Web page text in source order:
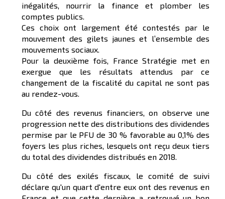
inégalités, nourrir la finance et plomber les
comptes publics.
Ces choix ont largement été contestés par le
mouvement des gilets jaunes et l’ensemble des
mouvements sociaux.
Pour la deuxième fois, France Stratégie met en
exergue que les résultats attendus par ce
changement de la fiscalité du capital ne sont pas
au rendez-vous.
Du côté des revenus financiers, on observe une
progression nette des distributions des dividendes
permise par le PFU de 30 % favorable au 0,1% des
foyers les plus riches, lesquels ont reçu deux tiers
du total des dividendes distribués en 2018.
Du côté des exilés fiscaux, le comité de suivi
déclare qu'un quart d'entre eux ont des revenus en